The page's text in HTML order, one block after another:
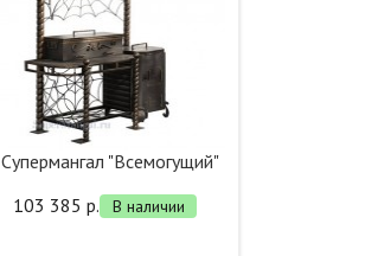
Супермангал "Всемогущий"
103 385 р.
В наличии